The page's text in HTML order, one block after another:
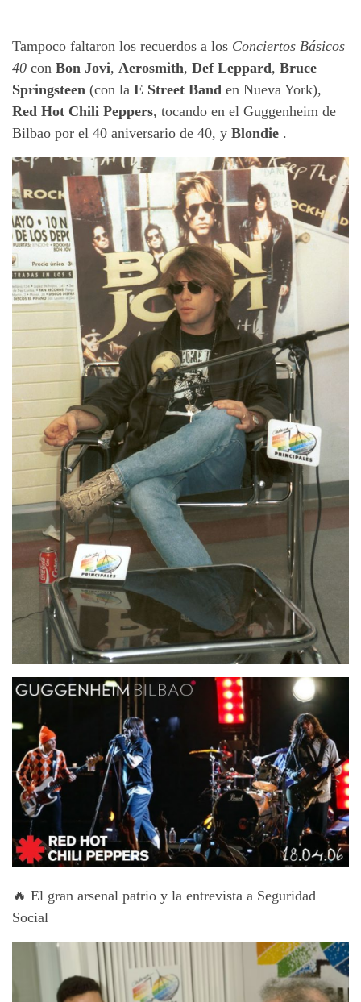
Tampoco faltaron los recuerdos a los Conciertos Básicos
40 con Bon Jovi, Aerosmith, Def Leppard, Bruce
Springsteen (con la E Street Band en Nueva York),
Red Hot Chili Peppers, tocando en el Guggenheim de
Bilbao por el 40 aniversario de 40, y Blondie .
🔥 El gran arsenal patrio y la entrevista a Seguridad
Social